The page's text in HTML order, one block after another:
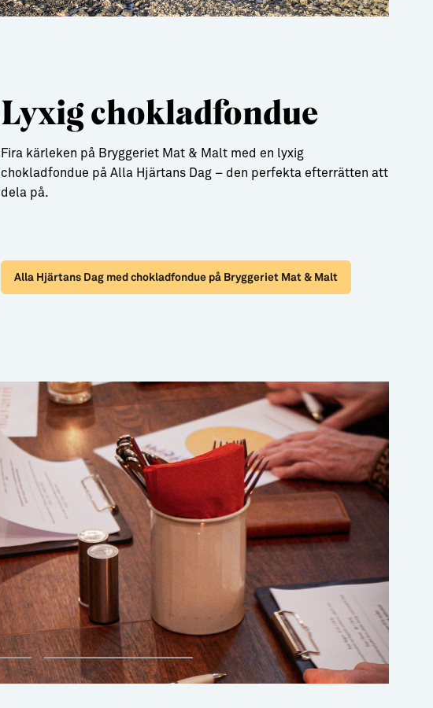
Lyxig chokladfondue
Fira kärleken på Bryggeriet Mat & Malt med en lyxig
chokladfondue på Alla Hjärtans Dag – den perfekta efterrätten att
dela på.
Alla Hjärtans Dag med chokladfondue på Bryggeriet Mat & Malt